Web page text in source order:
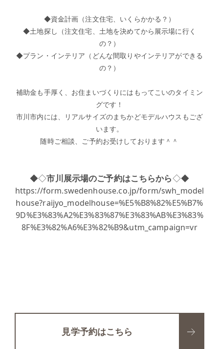
◆資金計画（注文住宅、いくらかかる？）
◆土地探し（注文住宅、土地を決めてから展示場に行く
の？）
◆プラン・インテリア（どんな間取りやインテリアができる
の？）
補助金も手厚く、お住まいづくりにはもってこいのタイミン
グです！
市川市内には、リアルサイズのまちかどモデルハウスもござ
います。
随時ご相談、ご予約お受けしております＾＾
◆◇市川展示場のご予約はこちらから◇◆
https://form.swedenhouse.co.jp/form/swh_model
house?raijyo_modelhouse=%E5%B8%82%E5%B7%
9D%E3%83%A2%E3%83%87%E3%83%AB%E3%83%
8F%E3%82%A6%E3%82%B9&utm_campaign=vr
見学予約はこちら